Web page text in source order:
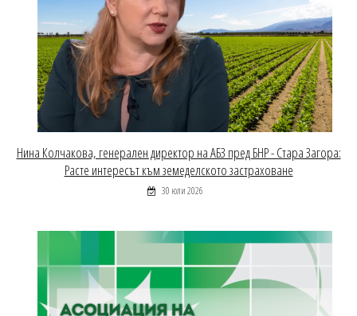
Нина Колчакова, генерален директор на АБЗ пред БНР - Стара Загора:
Расте интересът към земеделското застраховане
30 юли 2026